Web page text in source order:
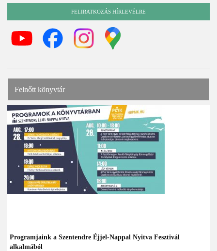
FELIRATKOZÁS HÍRLEVÉLRE
Felnőtt könyvtár
Programjaink a Szentendre Éjjel-Nappal Nyitva Fesztivál
alkalmából